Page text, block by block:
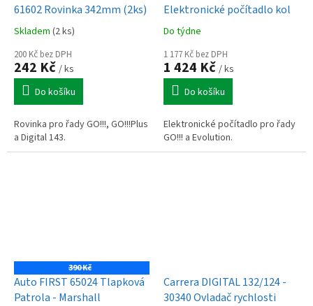
61602 Rovinka 342mm (2ks)
Skladem (2 ks)
200 Kč bez DPH
242 Kč / ks
Do košíku
Rovinka pro řady GO!!!, GO!!!Plus
a Digital 143.
Elektronické počítadlo kol
Do týdne
1 177 Kč bez DPH
1 424 Kč / ks
Do košíku
Elektronické počítadlo pro řady
GO!!! a Evolution.
390 Kč
Auto FIRST 65024 Tlapková
Patrola - Marshall
Carrera DIGITAL 132/124 -
30340 Ovladač rychlosti